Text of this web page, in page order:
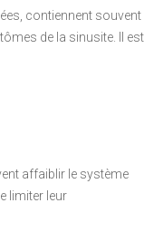
contiennent souvent
de la sinusite. Il est
affaiblir le système
limiter leur